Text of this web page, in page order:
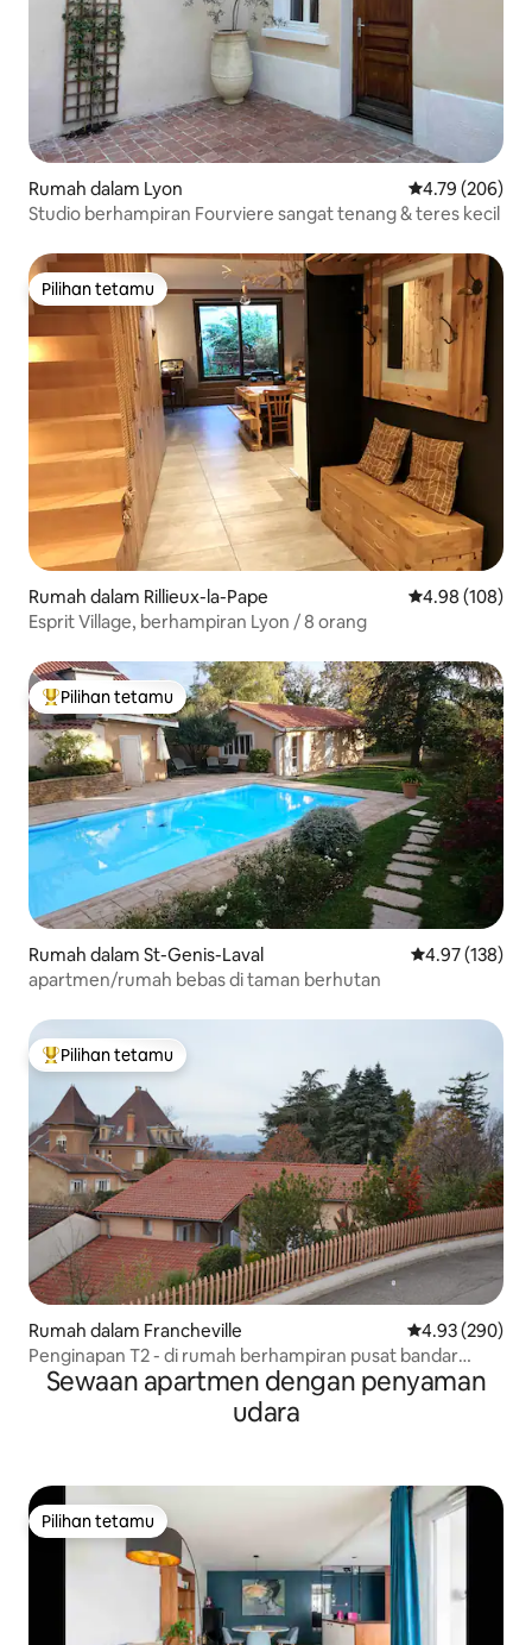
Rumah dalam Lyon Penarafan
4.79 (206)
Studio berhampiran Fourviere sangat tenang & teres kecil
Pilihan tetamu
Pilihan tetamu
Rumah dalam Rillieux-la-Pape Penarafan
4.98 (108)
Esprit Village, berhampiran Lyon / 8 orang
Pilihan utama tetamu
Pilihan tetamu
Rumah dalam St-Genis-Laval Penarafan
4.97 (138)
apartmen/rumah bebas di taman berhutan
Pilihan utama tetamu
Pilihan tetamu
Rumah dalam Francheville Penarafan
4.93 (290)
Penginapan T2 - di rumah berhampiran pusat bandar
LYON
Sewaan apartmen dengan penyaman
udara
Pilihan tetamu
Pilihan tetamu